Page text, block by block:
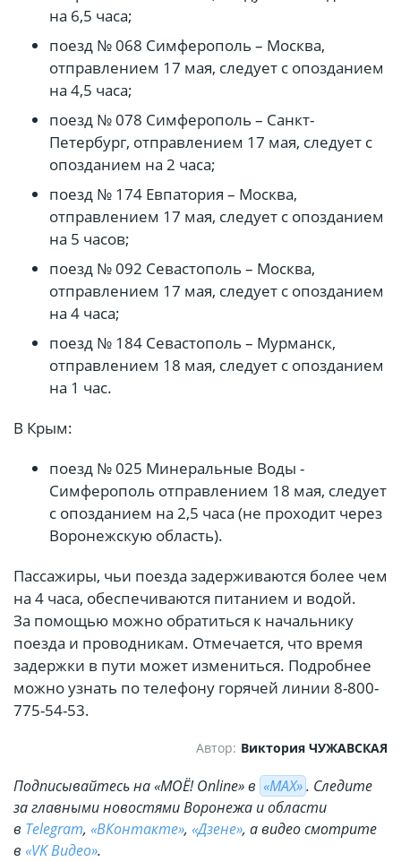
на 6,5 часа;
поезд № 068 Симферополь – Москва,
отправлением 17 мая, следует с опозданием
на 4,5 часа;
поезд № 078 Симферополь – Санкт-
Петербург, отправлением 17 мая, следует с
опозданием на 2 часа;
поезд № 174 Евпатория – Москва,
отправлением 17 мая, следует с опозданием
на 5 часов;
поезд № 092 Севастополь – Москва,
отправлением 17 мая, следует с опозданием
на 4 часа;
поезд № 184 Севастополь – Мурманск,
отправлением 18 мая, следует с опозданием
на 1 час.
В Крым:
поезд № 025 Минеральные Воды -
Симферополь отправлением 18 мая, следует
с опозданием на 2,5 часа (не проходит через
Воронежскую область).
Пассажиры, чьи поезда задерживаются более чем
на 4 часа, обеспечиваются питанием и водой.
За помощью можно обратиться к начальнику
поезда и проводникам. Отмечается, что время
задержки в пути может измениться. Подробнее
можно узнать по телефону горячей линии 8-800-
775-54-53.
Автор: Виктория ЧУЖАВСКАЯ
Подписывайтесь на «МОЁ! Online» в «МАХ». Cледите
за главными новостями Воронежа и области
в Telegram, «ВКонтакте», «Дзене», а видео смотрите
в «VK Видео».